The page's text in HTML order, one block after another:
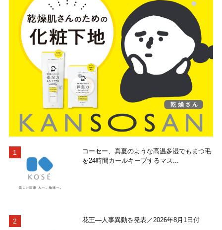
コーセー、真夏のような高温多湿でもまつ毛
を24時間カールキープするマス...
花王―人事異動を発表／2026年8月1日付